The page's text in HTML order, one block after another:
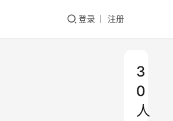
登录 注册
3
0
人